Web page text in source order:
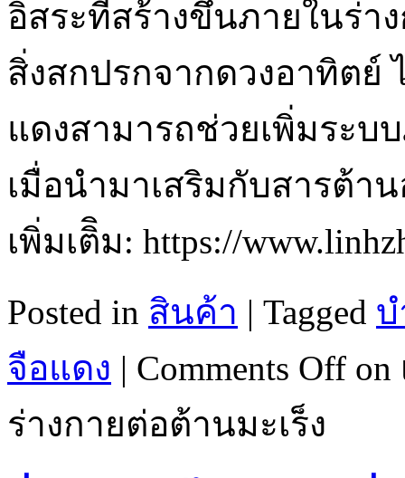
อิสระที่สร้างขึ้นภายในร่า
สิ่งสกปรกจากดวงอาทิตย์
แดงสามารถช่วยเพิ่มระบ
เมื่อนำมาเสริมกับสารต้า
เพิ่มเติิม: https://
Posted in สินค้า | Tagged
จือแดง | Comments Off
ร่างกายต่อต้านมะเร็ง